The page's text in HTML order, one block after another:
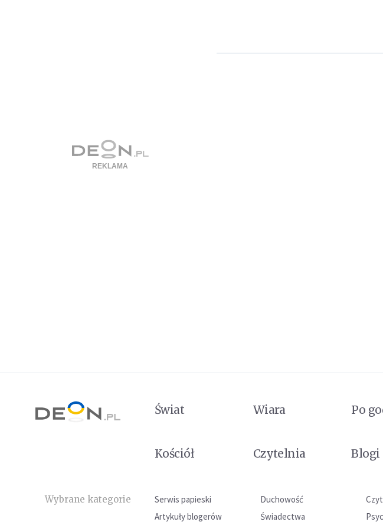
Świat Wiara Po
Kościół
Czytelnia Blogi
Wybrane kategorie Serwis papieski Duchowość
Artykuły blogerów
Świadectwa